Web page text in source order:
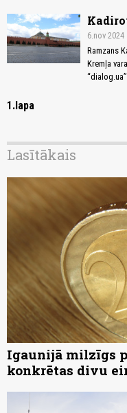
6.nov 2024
Ramzans
Kremļa
1.lapa
Lasītākais
Igaunijā milzīgs
konkrētas divu